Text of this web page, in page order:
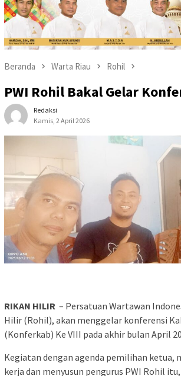
Beranda Warta Riau Rohil
PWI Rohil Bakal Gelar
Redaksi
Kamis, 2 April 2026
RIKAN HILIR – Persatuan Wartawan
Hilir (Rohil), akan menggelar konferensi
(Konferkab) Ke VIII pada akhir bulan April
Kegiatan dengan agenda pemilihan ketua,
kerja dan menyusun pengurus PWI Rohil